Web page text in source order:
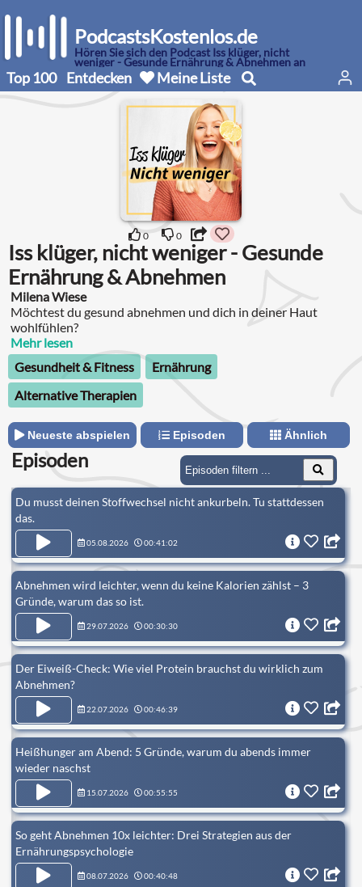
PodcastsKostenlos.de
Hören Sie sich den Podcast Iss klüger, nicht
weniger - Gesunde Ernährung & Abnehmen an
Top 100 Entdecken Meine Liste
0 0
Iss klüger, nicht weniger - Gesunde
Ernährung & Abnehmen
Milena Wiese
Möchtest du gesund abnehmen und dich in deiner Haut
wohlfühlen?
Mehr lesen
Gesundheit & Fitness
Ernährung
Alternative Therapien
Neueste abspielen Episoden Ähnlich
Episoden
Du musst deinen Stoffwechsel nicht ankurbeln. Tu stattdessen
das.
05.08.2026 00:41:02
Abnehmen wird leichter, wenn du keine Kalorien zählst – 3
Gründe, warum das so ist.
29.07.2026 00:30:30
Der Eiweiß-Check: Wie viel Protein brauchst du wirklich zum
Abnehmen?
22.07.2026 00:46:39
Heißhunger am Abend: 5 Gründe, warum du abends immer
wieder naschst
15.07.2026 00:55:55
So geht Abnehmen 10x leichter: Drei Strategien aus der
Ernährungspsychologie
08.07.2026 00:40:48